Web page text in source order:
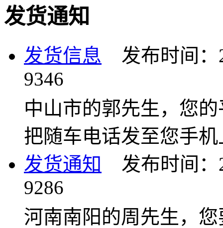
发货通知
发货信息 发布时间：
9346
中山市的郭先生，您
把随车电话发至您手
发货通知
发布时间：
9286
河南南阳的周先生，